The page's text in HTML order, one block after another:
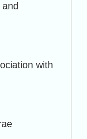
with